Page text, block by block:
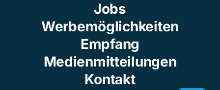
Jobs
Werbemöglichkeiten
Empfang
Medienmitteilungen
Kontakt